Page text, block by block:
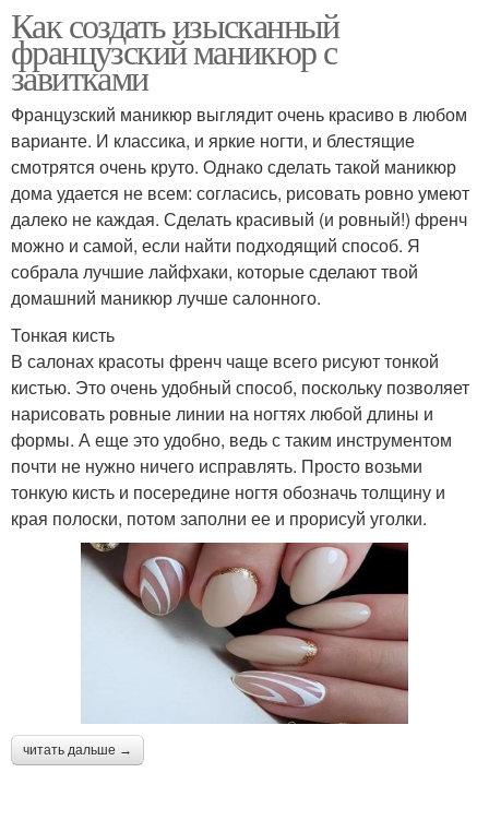
Как создать изысканный
французский маникюр с
завитками
Французский маникюр выглядит очень красиво в любом
варианте. И классика, и яркие ногти, и блестящие
смотрятся очень круто. Однако сделать такой маникюр
дома удается не всем: согласись, рисовать ровно умеют
далеко не каждая. Сделать красивый (и ровный!) френч
можно и самой, если найти подходящий способ. Я
собрала лучшие лайфхаки, которые сделают твой
домашний маникюр лучше салонного.
Тонкая кисть
В салонах красоты френч чаще всего рисуют тонкой
кистью. Это очень удобный способ, поскольку позволяет
нарисовать ровные линии на ногтях любой длины и
формы. А еще это удобно, ведь с таким инструментом
почти не нужно ничего исправлять. Просто возьми
тонкую кисть и посередине ногтя обозначь толщину и
края полоски, потом заполни ее и прорисуй уголки.
читать дальше →